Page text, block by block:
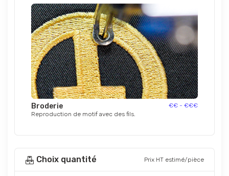
Broderie
€€ - €€€
Reproduction de motif avec des fils.
Choix quantité Prix HT estimé/pièce